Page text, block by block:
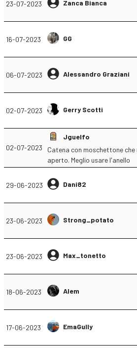
23-07-2023 Zanca Bianca
16-07-2023 GG
06-07-2023 Alessandro Graziani
02-07-2023 Gerry Scotti
02-07-2023
Jguelfo
Catena con moschettone che
aperto. Meglio usare l'anello
29-06-2023 Dani82
23-06-2023 Strong_potato
23-06-2023 Max_tonetto
18-06-2023 Alem
17-06-2023 EmaGully